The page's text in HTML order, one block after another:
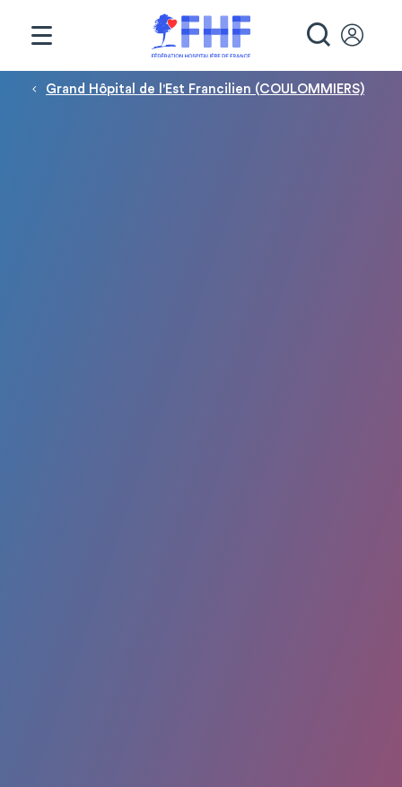
Fil d'Ariane
Grand Hôpital de l'Est Francilien (COULOMMIERS)
Panneau de gestion des cookies